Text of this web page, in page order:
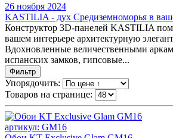
26 ноября 2024
KASTILIA - дух Средиземноморья в
Конструктор 3D-панелей KASTILIA
вашем интерьере архитектурную
Вдохновленные величественными
испанских замков, гипсовые...
Фильтр
Упорядочить:
Товаров на странице:
артикул: GM16